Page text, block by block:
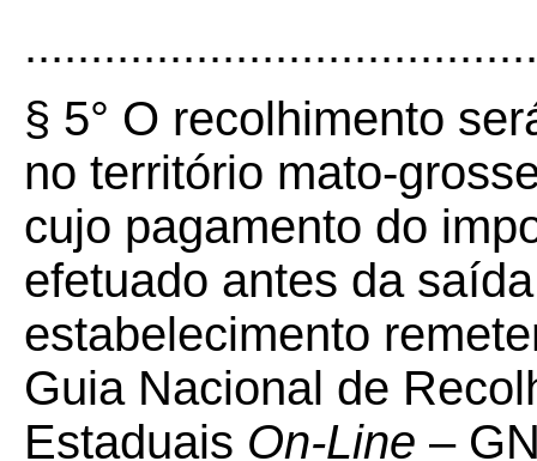
§ 5° O recolhimento
no território mato-
cujo pagamento do
efetuado antes da
estabelecimento
Guia Nacional de
Estaduais On-Line –